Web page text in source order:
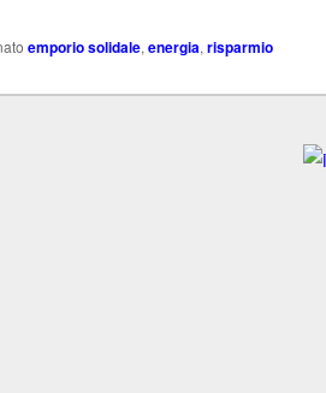
emporio solidale, energia, risparmio